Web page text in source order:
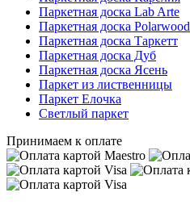
Паркетная доска Lab Arte
Паркетная доска Polarwood
Паркетная доска Таркетт
Паркетная доска Дуб
Паркетная доска Ясень
Паркет из лиственницы
Паркет Елочка
Светлый паркет
Принимаем к оплате